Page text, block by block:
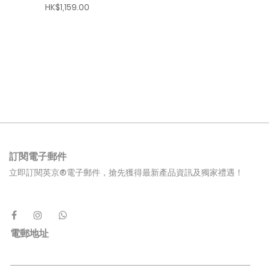
HK$1,159.00
訂閱電子郵件
立即訂閱英京®電子郵件，搶先獲得最新產品資訊及獨家禮遇！
電郵地址